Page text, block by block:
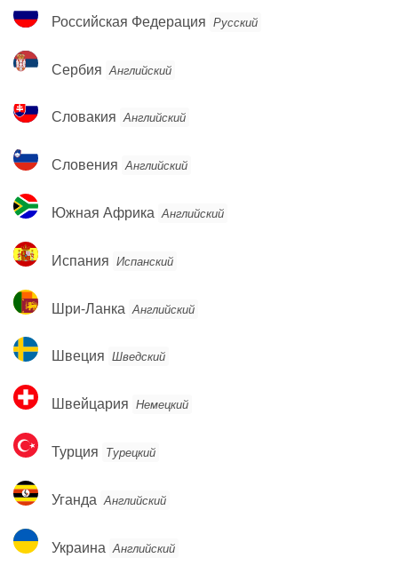
Российская
Федерация
Российская Федерация Русский
Сербия
Сербия Английский
Словакия
Словакия Английский
Словения
Словения Английский
Южная
Африка
Южная Африка Английский
Испания
Испания Испанский
Шри-
Ланка
Шри-Ланка Английский
Швеция
Швеция Шведский
Швейцария
Швейцария Немецкий
Турция
Турция Турецкий
Уганда
Уганда Английский
Украина
Украина Английский